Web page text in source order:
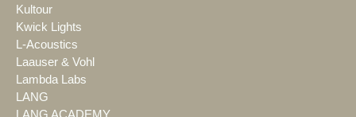
Kultour
Kwick Lights
L-Acoustics
Laauser & Vohl
Lambda Labs
LANG